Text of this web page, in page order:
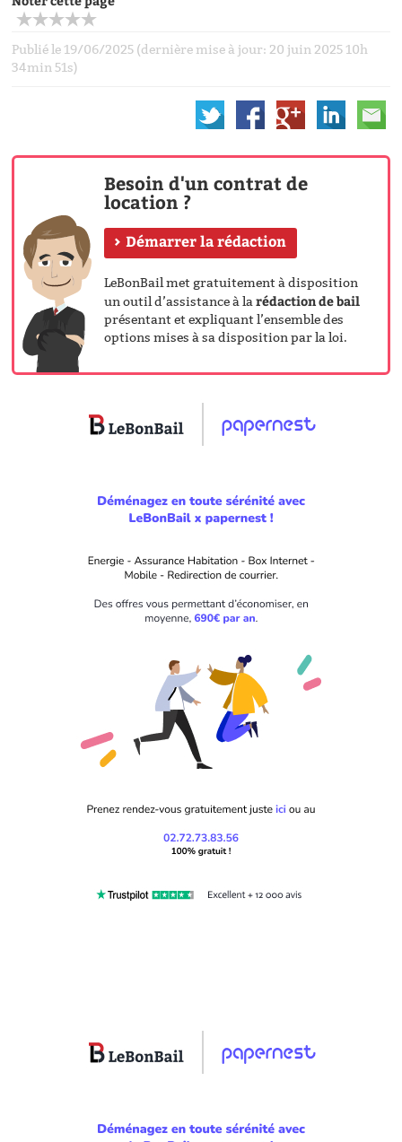
Publié le 19/06/2025 (dernière mise à jour: 20 juin 2025 10h
34min 51s)
Besoin d'un contrat de
location ?
Démarrer la rédaction
LeBonBail met gratuitement à disposition
un outil d’assistance à larédaction de bail
présentant et expliquant l’ensemble des
options mises à sa disposition par la loi.